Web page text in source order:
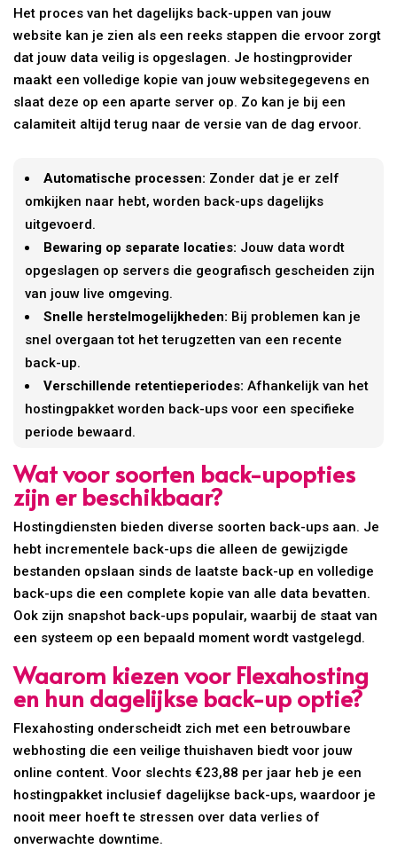
Het proces van het dagelijks back-uppen van jouw
website kan je zien als een reeks stappen die ervoor zorgt
dat jouw data veilig is opgeslagen. Je hostingprovider
maakt een volledige kopie van jouw websitegegevens en
slaat deze op een aparte server op. Zo kan je bij een
calamiteit altijd terug naar de versie van de dag ervoor.
Automatische processen: Zonder dat je er zelf
omkijken naar hebt, worden back-ups dagelijks
uitgevoerd.
Bewaring op separate locaties: Jouw data wordt
opgeslagen op servers die geografisch gescheiden zijn
van jouw live omgeving.
Snelle herstelmogelijkheden: Bij problemen kan je
snel overgaan tot het terugzetten van een recente
back-up.
Verschillende retentieperiodes: Afhankelijk van het
hostingpakket worden back-ups voor een specifieke
periode bewaard.
Wat voor soorten back-upopties
zijn er beschikbaar?
Hostingdiensten bieden diverse soorten back-ups aan. Je
hebt incrementele back-ups die alleen de gewijzigde
bestanden opslaan sinds de laatste back-up en volledige
back-ups die een complete kopie van alle data bevatten.
Ook zijn snapshot back-ups populair, waarbij de staat van
een systeem op een bepaald moment wordt vastgelegd.
Waarom kiezen voor Flexahosting
en hun dagelijkse back-up optie?
Flexahosting onderscheidt zich met een betrouwbare
webhosting die een veilige thuishaven biedt voor jouw
online content. Voor slechts €23,88 per jaar heb je een
hostingpakket inclusief dagelijkse back-ups, waardoor je
nooit meer hoeft te stressen over data verlies of
onverwachte downtime.